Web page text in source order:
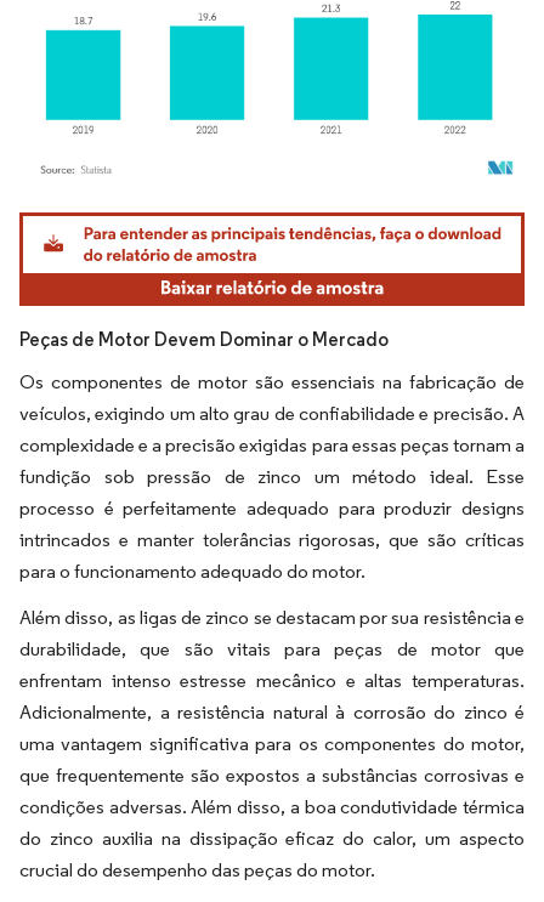
Imagem © Mordor Intelligence. O reuso requer atribuição conforme CC BY 4.0.
Peças de Motor Devem Dominar o Mercado
Os componentes de motor são essenciais na fabricação de
veículos, exigindo um alto grau de confiabilidade e precisão. A
complexidade e a precisão exigidas para essas peças tornam a
fundição sob pressão de zinco um método ideal. Esse
processo é perfeitamente adequado para produzir designs
intrincados e manter tolerâncias rigorosas, que são críticas
para o funcionamento adequado do motor.
Além disso, as ligas de zinco se destacam por sua resistência e
durabilidade, que são vitais para peças de motor que
enfrentam intenso estresse mecânico e altas temperaturas.
Adicionalmente, a resistência natural à corrosão do zinco é
uma vantagem significativa para os componentes do motor,
que frequentemente são expostos a substâncias corrosivas e
condições adversas. Além disso, a boa condutividade térmica
do zinco auxilia na dissipação eficaz do calor, um aspecto
crucial do desempenho das peças do motor.